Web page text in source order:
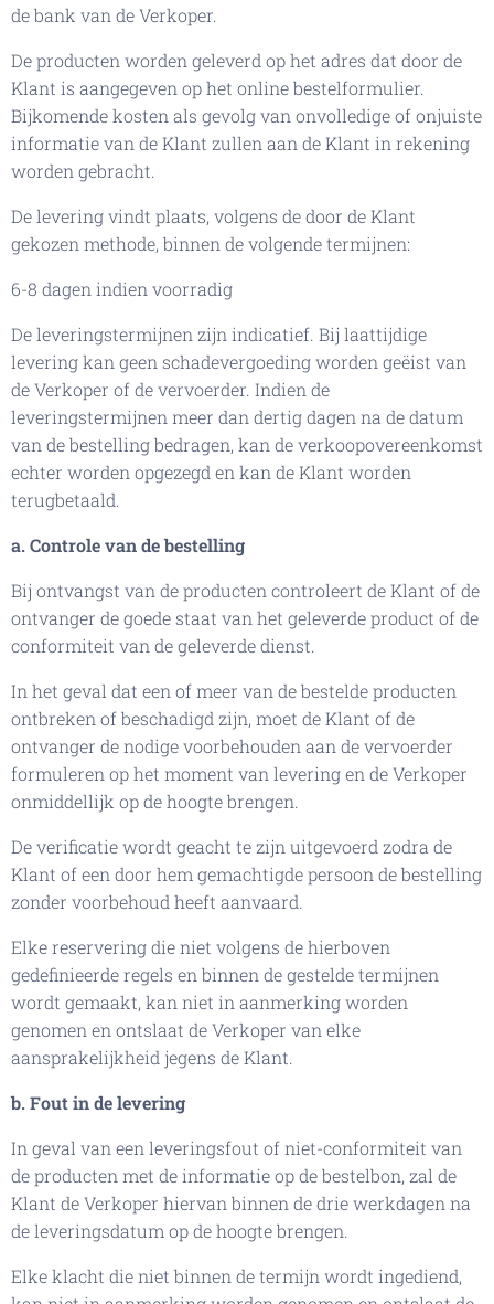
de bank van de Verkoper.
De producten worden geleverd op het adres dat door de
Klant is aangegeven op het online bestelformulier.
Bijkomende kosten als gevolg van onvolledige of onjuiste
informatie van de Klant zullen aan de Klant in rekening
worden gebracht.
De levering vindt plaats, volgens de door de Klant
gekozen methode, binnen de volgende termijnen:
6-8 dagen indien voorradig
De leveringstermijnen zijn indicatief. Bij laattijdige
levering kan geen schadevergoeding worden geëist van
de Verkoper of de vervoerder. Indien de
leveringstermijnen meer dan dertig dagen na de datum
van de bestelling bedragen, kan de verkoopovereenkomst
echter worden opgezegd en kan de Klant worden
terugbetaald.
a. Controle van de bestelling
Bij ontvangst van de producten controleert de Klant of de
ontvanger de goede staat van het geleverde product of de
conformiteit van de geleverde dienst.
In het geval dat een of meer van de bestelde producten
ontbreken of beschadigd zijn, moet de Klant of de
ontvanger de nodige voorbehouden aan de vervoerder
formuleren op het moment van levering en de Verkoper
onmiddellijk op de hoogte brengen.
De verificatie wordt geacht te zijn uitgevoerd zodra de
Klant of een door hem gemachtigde persoon de bestelling
zonder voorbehoud heeft aanvaard.
Elke reservering die niet volgens de hierboven
gedefinieerde regels en binnen de gestelde termijnen
wordt gemaakt, kan niet in aanmerking worden
genomen en ontslaat de Verkoper van elke
aansprakelijkheid jegens de Klant.
b. Fout in de levering
In geval van een leveringsfout of niet-conformiteit van
de producten met de informatie op de bestelbon, zal de
Klant de Verkoper hiervan binnen de drie werkdagen na
de leveringsdatum op de hoogte brengen.
Elke klacht die niet binnen de termijn wordt ingediend,